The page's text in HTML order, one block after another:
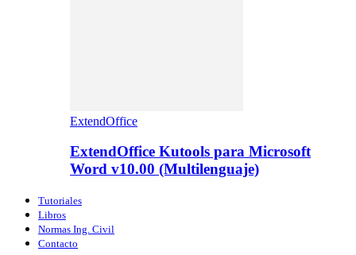
ExtendOffice
ExtendOffice Kutools para Microsoft
Word v10.00 (Multilenguaje)
Tutoriales
Libros
Normas Ing. Civil
Contacto